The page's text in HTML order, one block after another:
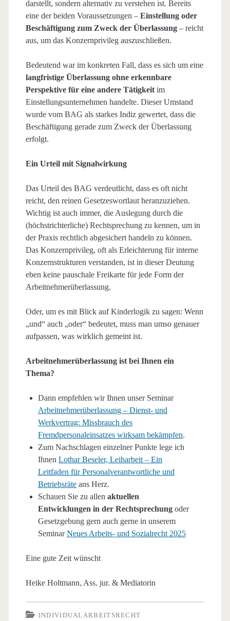
darstellt, sondern alternativ zu verstehen ist. Bereits
eine der beiden Voraussetzungen – Einstellung oder
Beschäftigung zum Zweck der Überlassung– reicht
aus, um das Konzernprivileg auszuschließen.
Bedeutend war im konkreten Fall, dass es sich um eine
langfristige Überlassungohne erkennbare
Perspektive für eine andere Tätigkeit im
Einstellungsunternehmen handelte. Dieser Umstand
wurde vom BAG als starkes Indiz gewertet, dass die
Beschäftigung gerade zum Zweck der Überlassung
erfolgt.
Ein Urteil mit Signalwirkung
Das Urteil des BAG verdeutlicht, dass es oft nicht
reicht, den reinen Gesetzeswortlaut heranzuziehen.
Wichtig ist auch immer, die Auslegung durch die
(höchstrichterliche) Rechtsprechung zu kennen, um in
der Praxis rechtlich abgesichert handeln zu können.
Das Konzernprivileg, oft als Erleichterung für interne
Konzernstrukturen verstanden, ist in dieser Deutung
eben keine pauschale Freikarte für jede Form der
Arbeitnehmerüberlassung.
Oder, um es mit Blick auf Kinderlogik zu sagen: Wenn
„und“ auch „oder“ bedeutet, muss man umso genauer
aufpassen, was wirklich gemeint ist.
Arbeitnehmerüberlassung ist bei Ihnen ein
Thema?
Dann empfehlen wir Ihnen unser Seminar
Arbeitnehmerüberlassung – Dienst- und
Werkvertrag: Missbrauch des
Fremdpersonaleinsatzes wirksam bekämpfen.
Zum Nachschlagen einzelner Punkte lege ich
Ihnen Lothar Beseler, Leiharbeit – Ein
Leitfaden für Personalverantwortliche und
Betriebsräteans Herz.
Schauen Sie zu allen aktuellen
Entwicklungen in der Rechtsprechungoder
Gesetzgebung gern auch gerne in unserem
SeminarNeues Arbeits- und Sozialrecht 2025
Eine gute Zeit wünscht
Heike Holtmann, Ass. jur. & Mediatorin
INDIVIDUALARBEITSRECHT